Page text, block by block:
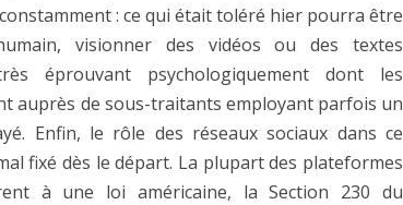
: ce qui était toléré hier pourra être
visionner des vidéos ou des textes
éprouvant psychologiquement dont les
auprès de sous-traitants employant parfois un
Enfin, le rôle des réseaux sociaux dans ce
fixé dès le départ. La plupart des plateformes
à une loi américaine, la Section 230 du